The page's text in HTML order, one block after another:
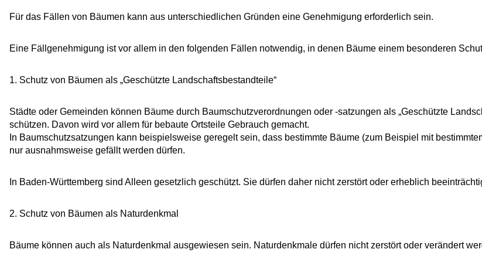
Für das Fällen von Bäumen kann aus unterschiedlichen Gründen eine Genehmigung erforderlich sein.
Eine Fällgenehmigung ist vor allem in den folgenden Fällen notwendig, in denen Bäume einem besonderen
1. Schutz von Bäumen als „Geschützte Landschaftsbestandteile“
Städte oder Gemeinden können Bäume durch Baumschutzverordnungen oder -satzungen als „Geschützte
schützen. Davon wird vor allem für bebaute Ortsteile Gebrauch gemacht.
In Baumschutzsatzungen kann beispielsweise geregelt sein, dass bestimmte Bäume (zum Beispiel mit
nur ausnahmsweise gefällt werden dürfen.
In Baden-Württemberg sind Alleen gesetzlich geschützt. Sie dürfen daher nicht zerstört oder erheblich
2. Schutz von Bäumen als Naturdenkmal
Bäume können auch als Naturdenkmal ausgewiesen sein. Naturdenkmale dürfen nicht zerstört oder verändert